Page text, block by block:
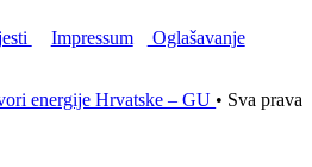
Impressum
Oglašavanje
energije Hrvatske – GU • Sva prava